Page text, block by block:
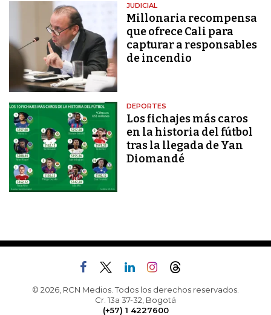
JUDICIAL
Millonaria recompensa
que ofrece Cali para
capturar a responsables
de incendio
DEPORTES
Los fichajes más caros
en la historia del fútbol
tras la llegada de Yan
Diomandé
© 2026, RCN Medios. Todos los derechos reservados.
Cr. 13a 37-32, Bogotá
(+57) 1 4227600